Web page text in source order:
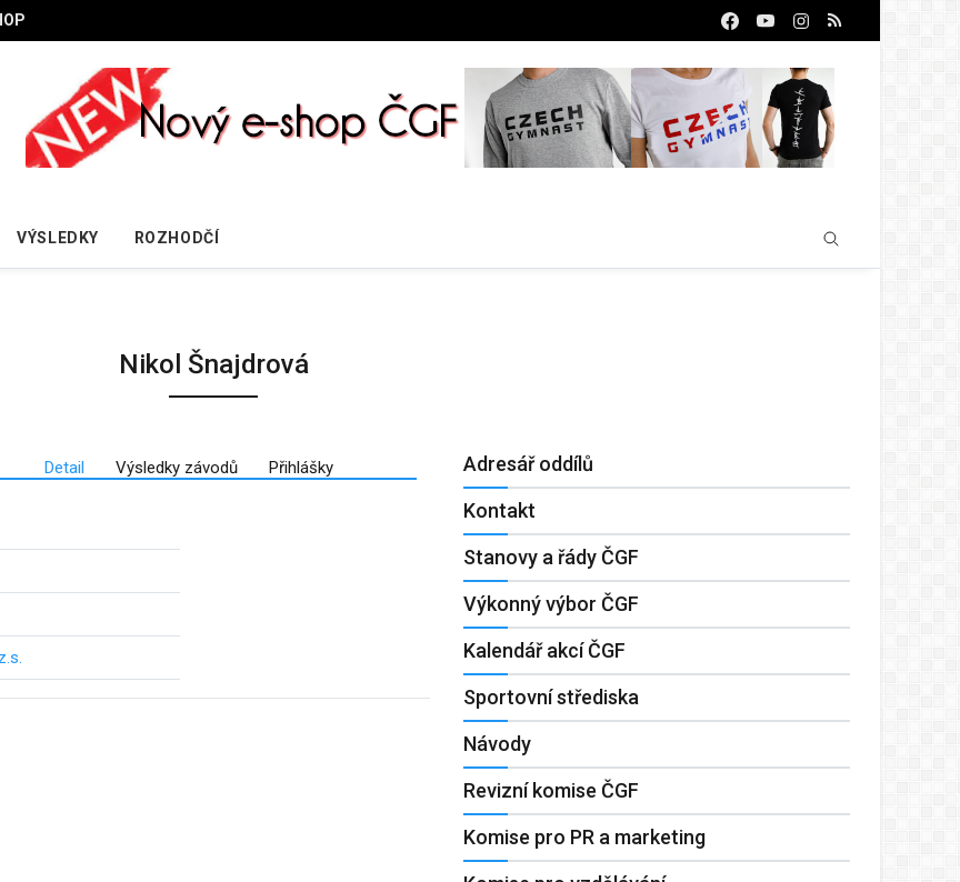
VÝSLEDKY ROZHODČÍ
Nikol Šnajdrová
Detail Výsledky závodů Přihlášky
Adresář oddílů
Kontakt
Stanovy a řády ČGF
Výkonný výbor ČGF
Kalendář akcí ČGF
Sportovní střediska
Návody
Revizní komise ČGF
Komise pro PR a marketing